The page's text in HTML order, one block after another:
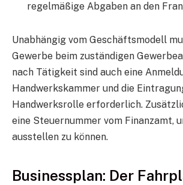
regelmäßige Abgaben an den
Unabhängig vom Geschäftsmodell
Gewerbe beim zuständigen
nach Tätigkeit sind auch eine
Handwerkskammer und die
Handwerksrolle erforderlich.
eine Steuernummer vom Finanzamt,
ausstellen zu können.
Businessplan: Der